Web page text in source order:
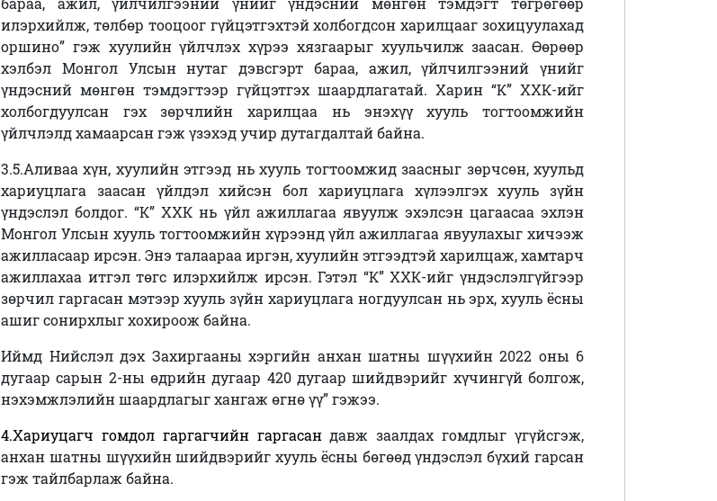
илэрхийлж, төлбөр тооцоог гүйцэтгэхтэй холбогдсон харилцааг зохицуулахад
оршино” гэж хуулийн үйлчлэх хүрээ хязгаарыг хуульчилж заасан. Өөрөөр
хэлбэл Монгол Улсын нутаг дэвсгэрт бараа, ажил, үйлчилгээний үнийг
үндэсний мөнгөн тэмдэгтээр гүйцэтгэх шаардлагатай. Харин “К” ХХК-ийг
холбогдуулсан гэх зөрчлийн харилцаа нь энэхүү хууль тогтоомжийн
үйлчлэлд хамаарсан гэж үзэхэд учир дутагдалтай байна.
3.5.Аливаа хүн, хуулийн этгээд нь хууль тогтоомжид заасныг зөрчсөн, хуульд
хариуцлага заасан үйлдэл хийсэн бол хариуцлага хүлээлгэх хууль зүйн
үндэслэл болдог. “К” ХХК нь үйл ажиллагаа явуулж эхэлсэн цагаасаа эхлэн
Монгол Улсын хууль тогтоомжийн хүрээнд үйл ажиллагаа явуулахыг хичээж
ажилласаар ирсэн. Энэ талаараа иргэн, хуулийн этгээдтэй харилцаж, хамтарч
ажиллахаа итгэл төгс илэрхийлж ирсэн. Гэтэл “К” ХХК-ийг үндэслэлгүйгээр
зөрчил гаргасан мэтээр хууль зүйн хариуцлага ногдуулсан нь эрх, хууль ёсны
ашиг сонирхлыг хохироож байна.
Иймд Нийслэл дэх Захиргааны хэргийн анхан шатны шүүхийн 2022 оны 6
дугаар сарын 2-ны өдрийн дугаар 420 дугаар шийдвэрийг хүчингүй болгож,
нэхэмжлэлийн шаардлагыг хангаж өгнө үү” гэжээ.
4.Хариуцагч гомдол гаргагчийн гаргасандавж заалдах гомдлыг үгүйсгэж,
анхан шатны шүүхийн шийдвэрийг хууль ёсны бөгөөд үндэслэл бүхий гарсан
гэж тайлбарлаж байна.